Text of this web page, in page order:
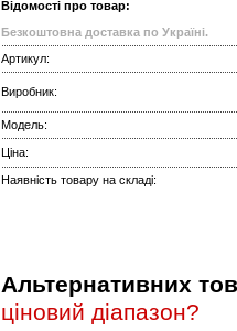
Відомості про товар:
Безкоштовна доставка по Україні.
Артикул:
Виробник:
Модель:
Ціна:
Наявність товару на складі:
Альтернативних
ціновий діапазон?